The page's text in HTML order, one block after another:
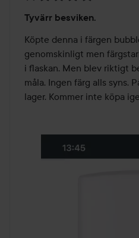
1
av
5
Tyvärr besviken.
Köpte denna i färgen
genomskinligt men
i flaskan. Men blev riktigt
måla. Ingen färg alls syns.
lager. Kommer inte köpa